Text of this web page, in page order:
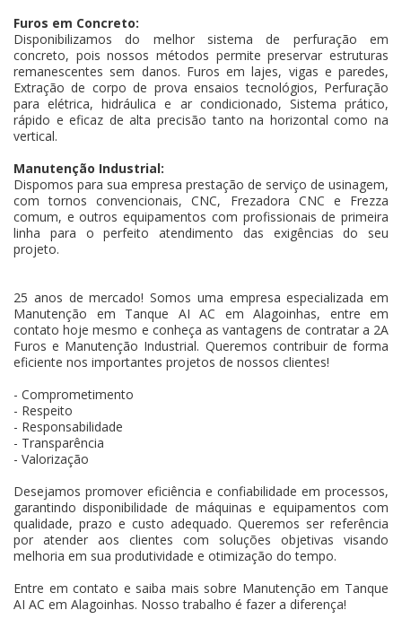
Furos em Concreto:
Disponibilizamos do melhor sistema de perfuração em
concreto, pois nossos métodos permite preservar estruturas
remanescentes sem danos. Furos em lajes, vigas e paredes,
Extração de corpo de prova ensaios tecnológios, Perfuração
para elétrica, hidráulica e ar condicionado, Sistema prático,
rápido e eficaz de alta precisão tanto na horizontal como na
vertical.
Manutenção Industrial:
Dispomos para sua empresa prestação de serviço de usinagem,
com tornos convencionais, CNC, Frezadora CNC e Frezza
comum, e outros equipamentos com profissionais de primeira
linha para o perfeito atendimento das exigências do seu
projeto.
25 anos de mercado! Somos uma empresa especializada em
Manutenção em Tanque AI AC em Alagoinhas, entre em
contato hoje mesmo e conheça as vantagens de contratar a 2A
Furos e Manutenção Industrial. Queremos contribuir de forma
eficiente nos importantes projetos de nossos clientes!
- Comprometimento
- Respeito
- Responsabilidade
- Transparência
- Valorização
Desejamos promover eficiência e confiabilidade em processos,
garantindo disponibilidade de máquinas e equipamentos com
qualidade, prazo e custo adequado. Queremos ser referência
por atender aos clientes com soluções objetivas visando
melhoria em sua produtividade e otimização do tempo.
Entre em contato e saiba mais sobre Manutenção em Tanque
AI AC em Alagoinhas. Nosso trabalho é fazer a diferença!